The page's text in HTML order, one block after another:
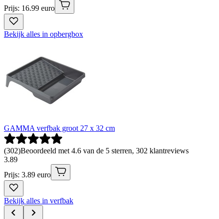
Prijs: 16.99 euro
Bekijk alles in opbergbox
GAMMA verfbak groot 27 x 32 cm
(302)Beoordeeld met 4.6 van de 5 sterren, 302 klantreviews
3.89
Prijs: 3.89 euro
Bekijk alles in verfbak